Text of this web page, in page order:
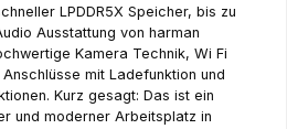
LPDDR5X Speicher, bis zu
Ausstattung von harman
Kamera Technik, Wi Fi
mit Ladefunktion und
Kurz gesagt: Das ist ein
und moderner Arbeitsplatz in